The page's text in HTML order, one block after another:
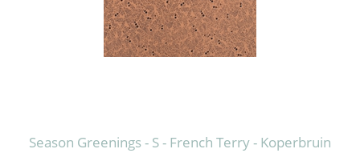
Season Greenings - S - French Terry - Koperbruin